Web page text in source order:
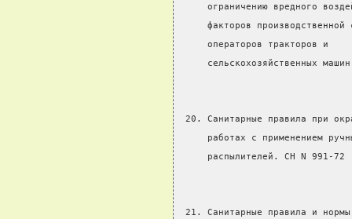
ограничению вредного
факторов производственной
     операторов тракторов и
сельскохозяйственных
20. Санитарные правила при
работах с применением
     распылителей. СН N 991-72
21. Санитарные правила и